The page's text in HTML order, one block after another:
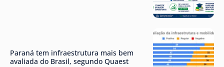
Paraná tem infraestrutura mais bem
avaliada do Brasil, segundo Quaest